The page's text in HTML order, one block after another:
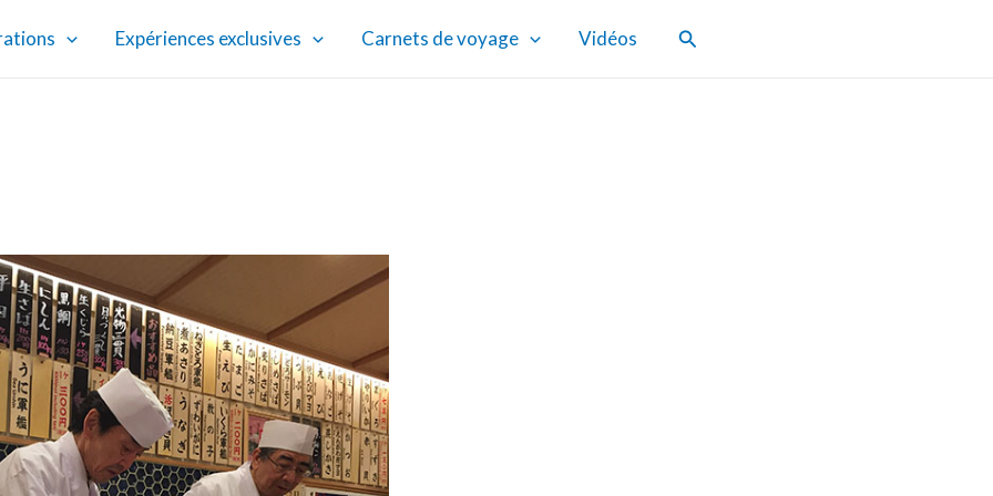
Expériences exclusives Carnets de voyage Vidéos Rechercher